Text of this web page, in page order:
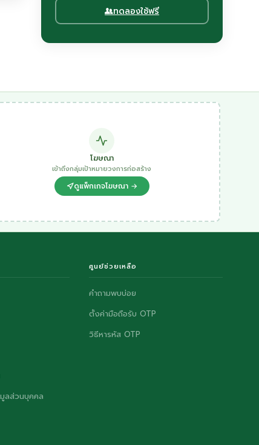
ทดลองใช้ฟรี
โฆษณา
เข้าถึงกลุ่มเป้าหมายวงการก่อสร้าง
ดูแพ็กเกจโฆษณา →
ลส่วนบุคคล
ศูนย์ช่วยเหลือ
คำถามพบบ่อย
ตั้งค่ามือถือรับ OTP
วิธีหารหัส OTP